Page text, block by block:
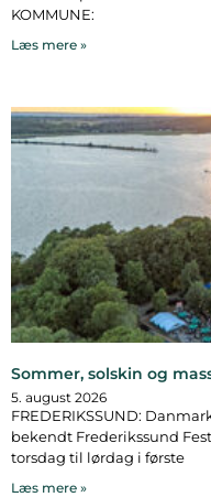
KOMMUNE:
Læs mere »
Sommer, solskin og
5. august 2026
FREDERIKSSUND:
bekendt Frederikssund
torsdag til lørdag i første
Læs mere »